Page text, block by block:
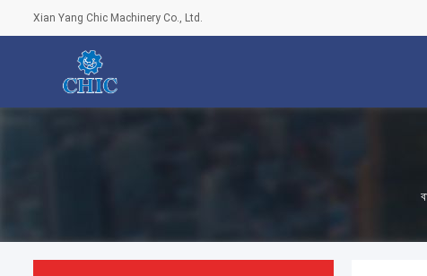
Xian Yang Chic Machinery Co., Ltd.